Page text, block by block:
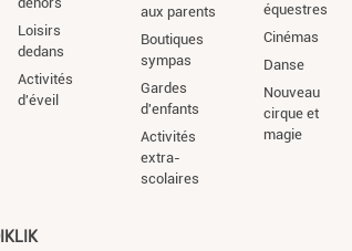
Loisirs
dedans
Activités
d'éveil
aux parents
Boutiques
sympas
Gardes
d'enfants
Activités
extra-
scolaires
équestres
Cinémas
Danse
Nouveau
cirque et
magie